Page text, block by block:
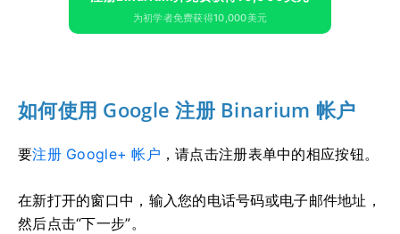
为初学者免费获得10,000美元
如何使用 Google 注册 Binarium 帐户
要注册 Google+ 帐户 ，请点击注册表单中的相应按钮。
在新打开的窗口中，输入您的电话号码或电子邮件地址，
然后点击“下一步”。